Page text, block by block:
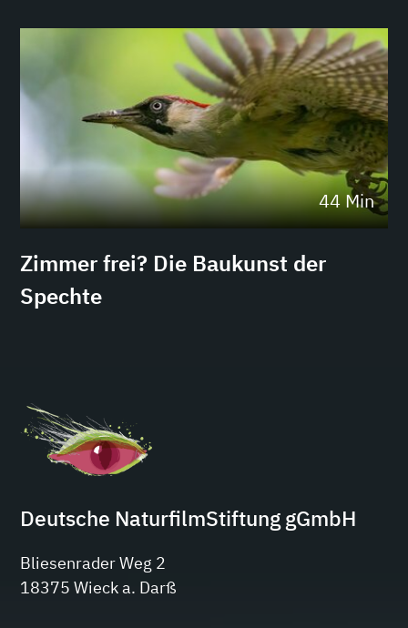
44 Min
Zimmer frei? Die Baukunst der
Spechte
Deutsche NaturfilmStiftung gGmbH
Bliesenrader Weg 2
18375 Wieck a. Darß